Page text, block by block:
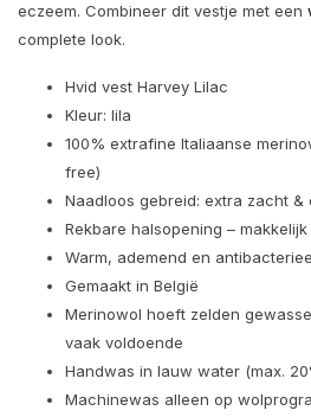
eczeem. Combineer dit vestje met een
complete look.
Hvid vest Harvey Lilac
Kleur: lila
100% extrafine Italiaanse
free)
Naadloos gebreid: extra zacht &
Rekbare halsopening –
Warm, ademend en
Gemaakt in België
Merinowol hoeft zelden
vaak voldoende
Handwas in lauw water (max.
Machinewas alleen op